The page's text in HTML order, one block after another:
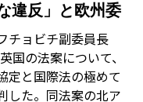
違反」と欧州委
チョビチ副委員長
国の法案について、
定と国際法の極めて
した。同法案の北ア